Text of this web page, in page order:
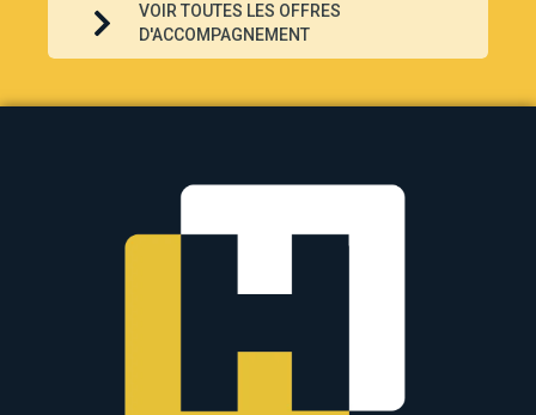
bureaux et laboratoires en extension afin de répondre aux besoins
croissants en bioproduction industrielle.
Upscale Bio est accessible sous deux formules complémentaires.
actions les plus adaptées à leurs besoins spécifiques.
VOIR TOUTES LES OFFRES
D'ACCOMPAGNEMENT